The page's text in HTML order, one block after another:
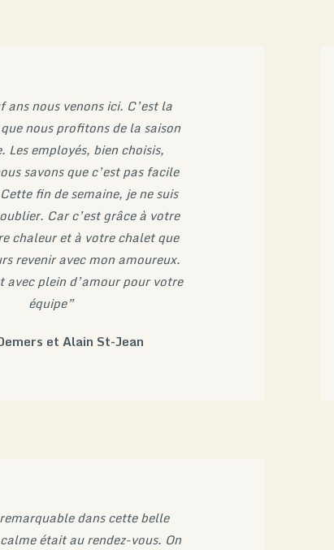
ans nous venons ici. C’est la
nous profitons de la saison
Les employés, bien choisis,
savons que c’est pas facile
fin de semaine, je ne suis
Car c’est grâce à votre
chaleur et à votre chalet que
revenir avec mon amoureux.
avec plein d’amour pour votre
équipe”
et Alain St-Jean
dans cette belle
était au rendez-vous. On